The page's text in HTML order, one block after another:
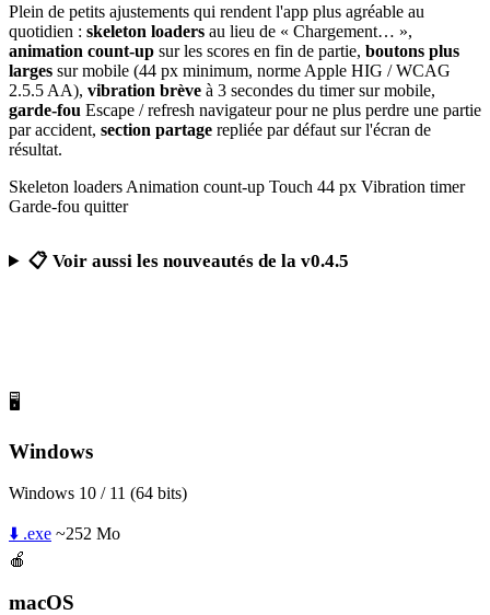
Plein de petits ajustements qui rendent l'app plus agréable au
quotidien : skeleton loaders au lieu de « Chargement… »,
animation count-up sur les scores en fin de partie, boutons plus
larges sur mobile (44 px minimum, norme Apple HIG / WCAG
2.5.5 AA), vibration brève à 3 secondes du timer sur mobile,
garde-fou Escape / refresh navigateur pour ne plus perdre une partie
par accident, section partage repliée par défaut sur l'écran de
résultat.
Skeleton loaders Animation count-up Touch 44 px Vibration timer
Garde-fou quitter
📋 Voir aussi les nouveautés de la v0.4.5
🖥️
Windows
Windows 10 / 11 (64 bits)
⬇️ .exe ~252 Mo
🍎
macOS